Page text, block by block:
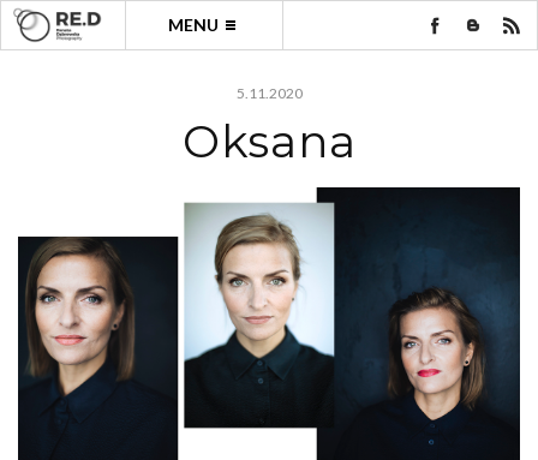
MENU
5.11.2020
Oksana